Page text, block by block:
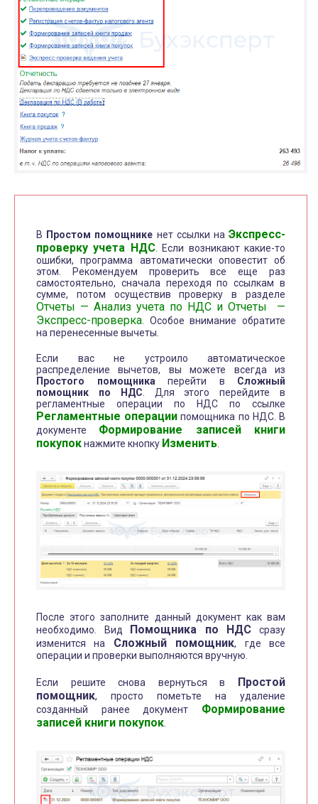
В Простом помощнике нет ссылки наЭкспресс-
проверку учета НДС. Если возникают какие-то
ошибки, программа автоматически оповестит об
этом. Рекомендуем проверить все еще раз
самостоятельно, сначала переходя по ссылкам в
сумме, потом осуществив проверку в разделе
Отчеты — Анализ учета по НДС и Отчеты —
Экспресс-проверка . Особое внимание обратите
на перенесенные вычеты.
Если вас не устроило автоматическое
распределение вычетов, вы можете всегда из
Простого помощника перейти в Сложный
помощник по НДС . Для этого перейдите в
регламентные операции по НДС по ссылке
Регламентные операции помощника по НДС. В
документе Формирование записей книги
покупокнажмите кнопку Изменить
После этого заполните данный документ как вам
необходимо. Вид Помощника по НДС
сразу
изменится на Сложный помощник, где все
операции и проверки выполняются вручную.
Если решите снова вернуться в Простой
помощник, просто пометьте на удаление
созданный ранее документ Формирование
записей книги покупок